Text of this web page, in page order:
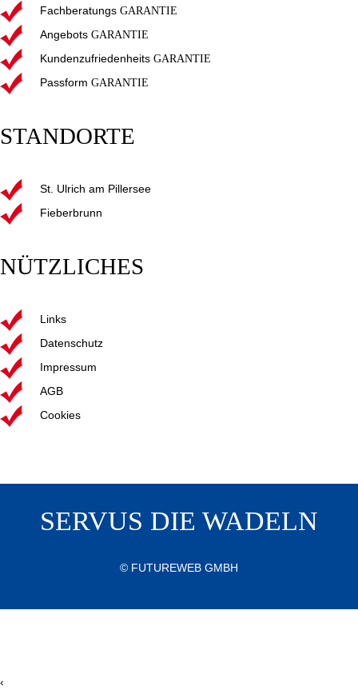
Fachberatungs GARANTIE
Angebots GARANTIE
Kundenzufriedenheits GARANTIE
Passform GARANTIE
STANDORTE
St. Ulrich am Pillersee
Fieberbrunn
NÜTZLICHES
Links
Datenschutz
Impressum
AGB
Cookies
SERVUS DIE WADELN
© FUTUREWEB GMBH
‹